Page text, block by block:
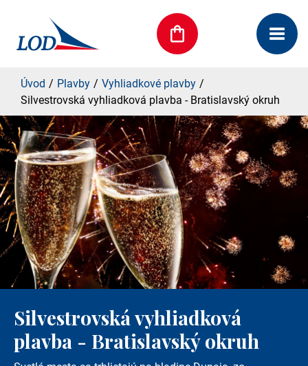
Úvod Plavby
Vyhliadkové plavby
Silvestrovská vyhliadková plavba - Bratislavský okruh
Silvestrovská vyhliadková
plavba - Bratislavský okruh